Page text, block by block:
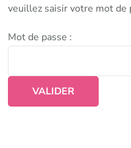
veuillez saisir votre mot de
Mot de passe :